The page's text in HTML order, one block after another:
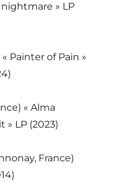
» LP
Painter of Pain »
« Alma
» LP (2023)
France)